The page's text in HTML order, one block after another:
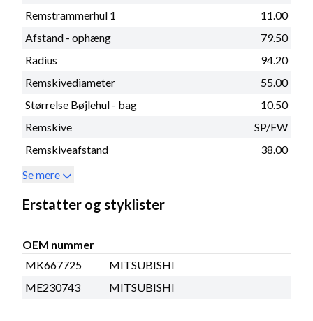
Remstrammerhul 1
11.00
Afstand - ophæng
79.50
Radius
94.20
Remskivediameter
55.00
Størrelse Bøjlehul - bag
10.50
Remskive
SP/FW
Remskiveafstand
38.00
Se mere
Erstatter og styklister
OEM nummer
MK667725
MITSUBISHI
ME230743
MITSUBISHI